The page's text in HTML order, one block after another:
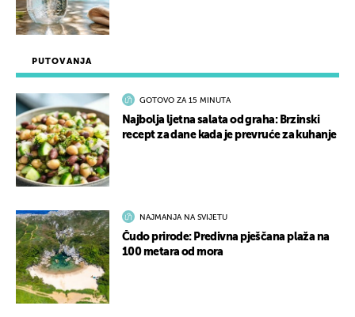
PUTOVANJA
GOTOVO ZA 15 MINUTA
Najbolja ljetna salata od graha: Brzinski
recept za dane kada je prevruće za kuhanje
NAJMANJA NA SVIJETU
Čudo prirode: Predivna pješčana plaža na
100 metara od mora